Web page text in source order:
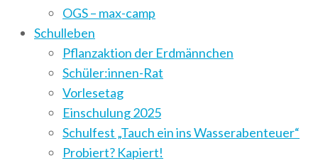
OGS – max-camp
Schulleben
Pflanzaktion der Erdmännchen
Schüler:innen-Rat
Vorlesetag
Einschulung 2025
Schulfest „Tauch ein ins Wasserabenteuer“
Probiert? Kapiert!